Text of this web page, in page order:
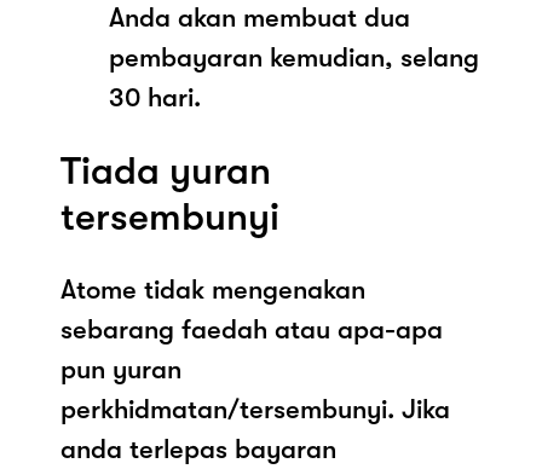
Anda akan membuat dua
pembayaran kemudian, selang
30 hari.
Tiada yuran
tersembunyi
Atome tidak mengenakan
sebarang faedah atau apa-apa
pun yuran
perkhidmatan/tersembunyi. Jika
anda terlepas bayaran